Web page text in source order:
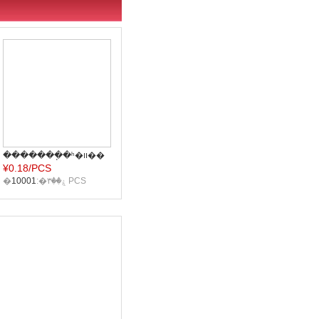
�ֻ���Ĥ��װֽ�С�����Ĥ��װ��
�������ֽ�ʰ�װ��
¥0.18/PCS
�ۼ��۳�: PCS